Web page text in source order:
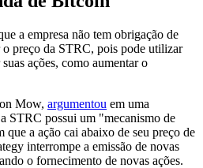
a empresa não tem obrigação de
preço da STRC, pois pode utilizar
ações, como aumentar o
Mow, argumentou em uma
STRC possui um "mecanismo de
a ação cai abaixo de seu preço de
interrompe a emissão de novas
o fornecimento de novas ações.